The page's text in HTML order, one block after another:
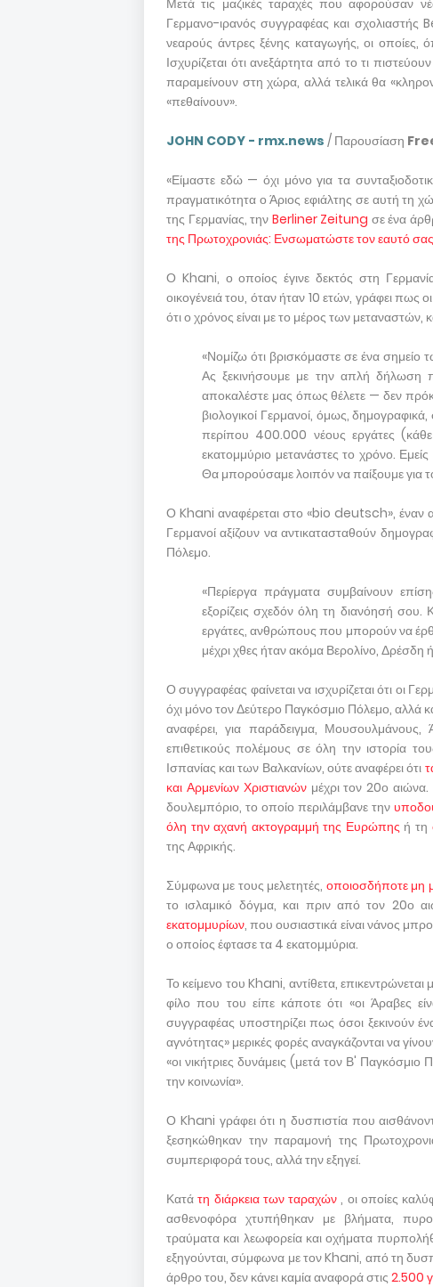
Μετά τις μαζικές ταραχές που αφορούσαν
Γερμανο-ιρανός συγγραφέας και σχολιαστής
νεαρούς άντρες ξένης καταγωγής, οι οποίες,
Ισχυρίζεται ότι ανεξάρτητα από το τι
παραμείνουν στη χώρα, αλλά τελικά θα
«πεθαίνουν».
JOHN CODY - rmx.news / Παρουσίαση
«Είμαστε εδώ — όχι μόνο για τα
πραγματικότητα ο Άριος εφιάλτης σε αυτή τη
της Γερμανίας, την Berliner Zeitung σε ένα
της Πρωτοχρονιάς: Ενσωματώστε τον εαυτό
Ο Khani, ο οποίος έγινε δεκτός στη
οικογένειά του, όταν ήταν 10 ετών, γράφει πως
ότι ο χρόνος είναι με το μέρος των μεταναστών,
«Νομίζω ότι βρισκόμαστε σε ένα σημείο
Ας ξεκινήσουμε με την απλή δήλωση
αποκαλέστε μας όπως θέλετε — δεν
βιολογικοί Γερμανοί, όμως,
περίπου 400.000 νέους εργάτες
εκατομμύριο μετανάστες το χρόνο.
Θα μπορούσαμε λοιπόν να παίξουμε για
Ο Khani αναφέρεται στο «bio deutsch», έναν
Γερμανοί αξίζουν να αντικατασταθούν
Πόλεμο.
«Περίεργα πράγματα συμβαίνουν
εξορίζεις σχεδόν όλη τη διανόησή
εργάτες, ανθρώπους που μπορούν να
μέχρι χθες ήταν ακόμα Βερολίνο, Δρέσδη
Ο συγγραφέας φαίνεται να ισχυρίζεται ότι οι
όχι μόνο τον Δεύτερο Παγκόσμιο Πόλεμο, αλλά
αναφέρει, για παράδειγμα, Μουσουλμάνους,
επιθετικούς πολέμους σε όλη την ιστορία
Ισπανίας και των Βαλκανίων, ούτε αναφέρει ότι
και Αρμενίων Χριστιανώνμέχρι τον 20ο
δουλεμπόριο, το οποίο περιλάμβανε την
όλη την αχανή ακτογραμμή της Ευρώπηςή τη
της Αφρικής.
Σύμφωνα με τους μελετητές, οποιοσδήποτε μη
το ισλαμικό δόγμα, και πριν από τον 20ο
εκατομμυρίων, που ουσιαστικά είναι νάνος
ο οποίος έφτασε τα 4 εκατομμύρια.
Το κείμενο του Khani, αντίθετα,
φίλο που του είπε κάποτε ότι «οι Άραβες
συγγραφέας υποστηρίζει πως όσοι ξεκινούν
αγνότητας» μερικές φορές αναγκάζονται να
«οι νικήτριες δυνάμεις (μετά τον Β'
την κοινωνία».
Ο Khani γράφει ότι η δυσπιστία που
ξεσηκώθηκαν την παραμονή της
συμπεριφορά τους, αλλά την εξηγεί.
Κατάτη διάρκεια των ταραχών , οι οποίες
ασθενοφόρα χτυπήθηκαν με βλήματα,
τραύματα και λεωφορεία και οχήματα
εξηγούνται, σύμφωνα με τον Khani, από τη
άρθρο του, δεν κάνει καμία αναφορά στις2.500